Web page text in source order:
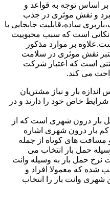
بر اساس توجه به قواعد و
و نقش موثری در جذب
ساده،قابلیت جابجایی با
است که سبب محبوبیت
بر موارد مذکور
نقش موثری در سلامت
است که اعتبار شرکت
می کند.
اندازه بار و نیاز مشتریان
خاص خود را دارند و در
بار درون شهری است که از
بار درون شهری اشاره
مسافت های کوتاه از جمله
حمل بار انتخاب می
نرخ حمل بار به وسیله وانت
شده که معمولا افراد و
شهری وانت بار را انتخاب